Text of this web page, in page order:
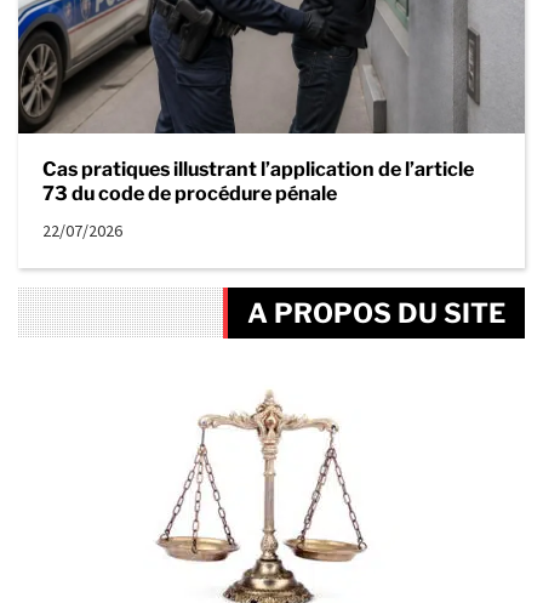
Cas pratiques illustrant l’application de l’article
73 du code de procédure pénale
22/07/2026
A PROPOS DU SITE